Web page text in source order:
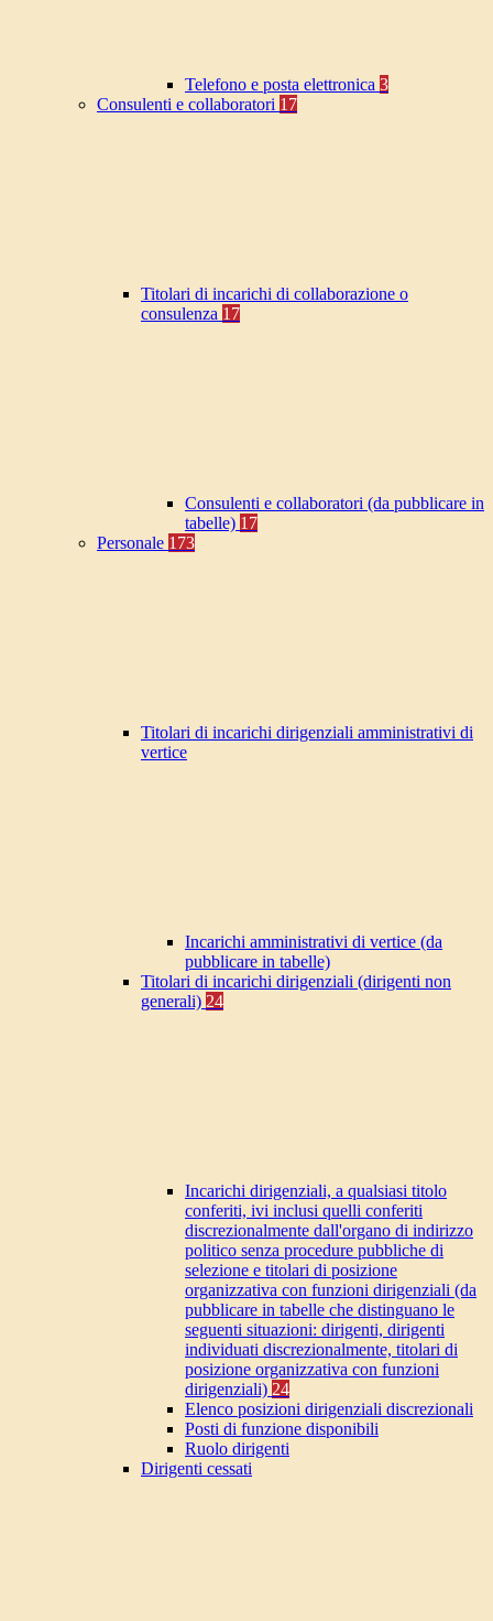
Telefono e posta elettronica 3
Consulenti e collaboratori 17
Titolari di incarichi di collaborazione o
consulenza 17
Consulenti e collaboratori (da pubblicare in
tabelle) 17
Personale 173
Titolari di incarichi dirigenziali amministrativi di
vertice
Incarichi amministrativi di vertice (da
pubblicare in tabelle)
Titolari di incarichi dirigenziali (dirigenti non
generali) 24
Incarichi dirigenziali, a qualsiasi titolo
conferiti, ivi inclusi quelli conferiti
discrezionalmente dall'organo di indirizzo
politico senza procedure pubbliche di
selezione e titolari di posizione
organizzativa con funzioni dirigenziali (da
pubblicare in tabelle che distinguano le
seguenti situazioni: dirigenti, dirigenti
individuati discrezionalmente, titolari di
posizione organizzativa con funzioni
dirigenziali) 24
Elenco posizioni dirigenziali discrezionali
Posti di funzione disponibili
Ruolo dirigenti
Dirigenti cessati